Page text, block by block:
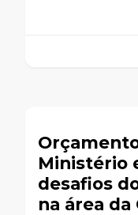
Ministério
desafios
na área da